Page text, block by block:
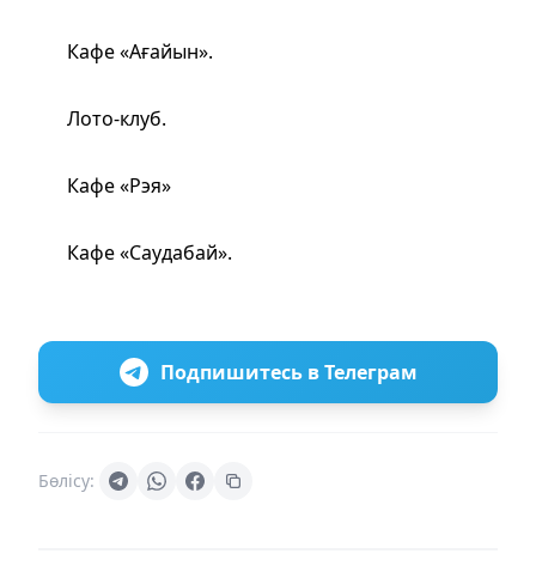
Кафе «Ағайын».
Лото-клуб.
Кафе «Рэя»
Кафе «Саудабай».
Подпишитесь в Телеграм
Бөлісу: